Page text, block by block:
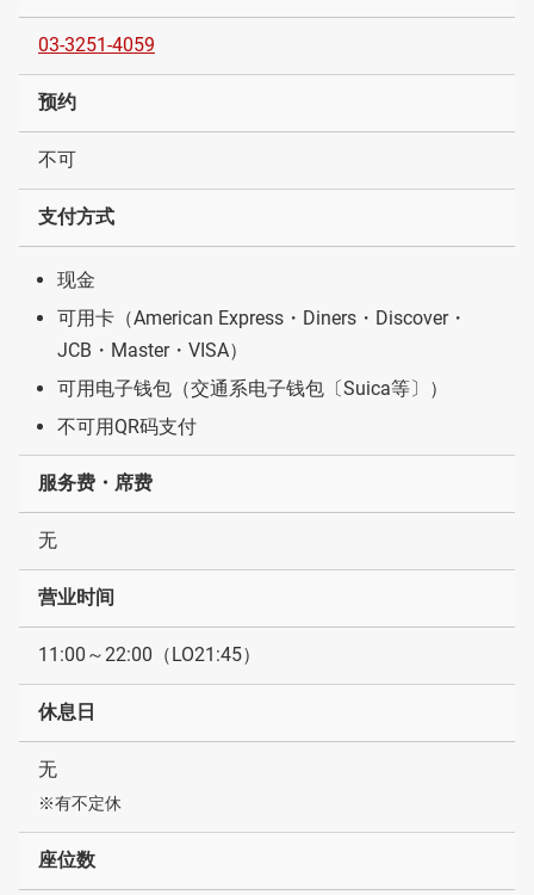
03-3251-4059
预约
不可
支付方式
现金
可用卡（American Express・Diners・Discover・
JCB・Master・VISA）
可用电子钱包（交通系电子钱包〔Suica等〕）
不可用QR码支付
服务费・席费
无
营业时间
11:00～22:00（LO21:45）
休息日
无
※有不定休
座位数